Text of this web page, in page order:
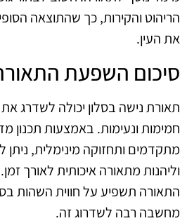
הריהוט והקירות, כך שהתוצאה
את העין.
סיכום השפעת
תאורת נישה בסלון יכולה לשדרג את
חמימות ונעימות. באמצעות תכנון
מתקדמים ותחזוקה מינימלית,
וליהנות מתאורה איכותית לאורך
התאורה תשפיע על חווית השהות
מחשבה רבה לשדרוג זה.